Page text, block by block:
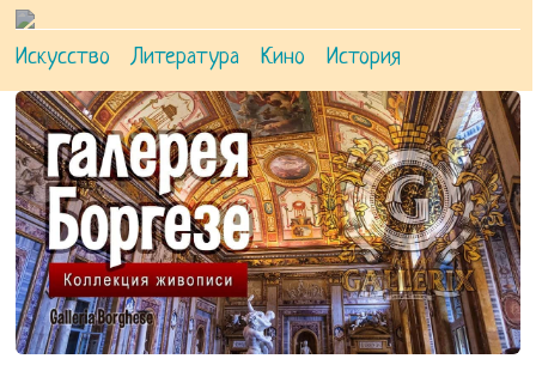
Искусство Литература Кино История